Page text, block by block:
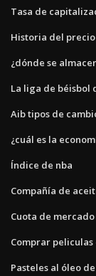
Tasa de
Historia del
¿dónde se
La liga de
Aib tipos de
¿cuál es la
Índice de nba
Compañía de
Cuota de
Comprar
Pasteles al óleo